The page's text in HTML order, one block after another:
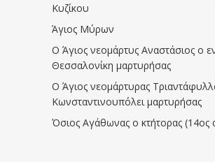
Κυζίκου
Άγιος Μύρων
Ο Άγιος νεομάρτυς Αναστάσιος ο
Θεσσαλονίκη μαρτυρήσας
Ο Άγιος νεομάρτυρας
Κωνσταντινουπόλει μαρτυρήσας
Όσιος Αγάθωνας ο κτήτορας (14ος